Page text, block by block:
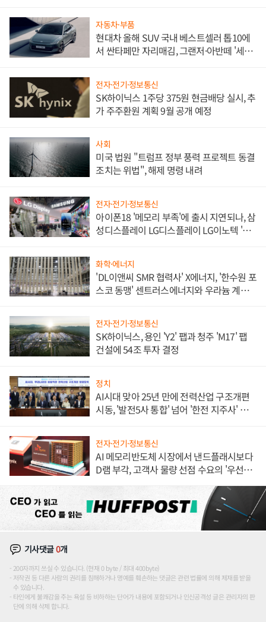
자동차·부품
현대차 올해 SUV 국내 베스트셀러 톱10에
서 싼타페만 자리매김, 그랜저·아반떼 '세단
전자·전기·정보통신
SK하이닉스 1주당 375원 현금배당 실시, 추
가 주주환원 계획 9월 공개 예정
사회
미국 법원 "트럼프 정부 풍력 프로젝트 동결
조치는 위법", 해제 명령 내려
전자·전기·정보통신
아이폰18 '메모리 부족'에 출시 지연되나, 삼
성디스플레이 LG디스플레이 LG이노텍 '탈
화학·에너지
'DL이앤씨 SMR 협력사' X에너지, '한수원 포
스코 동맹' 센트러스에너지와 우라늄 계약
전자·전기·정보통신
SK하이닉스, 용인 'Y2' 팹과 청주 'M17' 팹
건설에 54조 투자 결정
정치
AI시대 맞아 25년 만에 전력산업 구조개편
시동, '발전5사 통합' 넘어 '한전 지주사' 재편
전자·전기·정보통신
AI 메모리반도체 시장에서 낸드플래시보다
D램 부각, 고객사 물량 선점 수요의 '우선순
기사댓글0개
200자까지 쓰실 수 있습니다. (현재 0 byte / 최대 400byte)
저작권 등 다른 사람의 권리를 침해하거나 명예를 훼손하는 댓글은 관련 법률에 의해 제재를 받을
수 있습니다.
타인에게 불쾌감을 주는 욕설 등 비하하는 단어가 내용에 포함되거나 인신공격성 글은 관리자의 판
단에 의해 삭제 합니다.